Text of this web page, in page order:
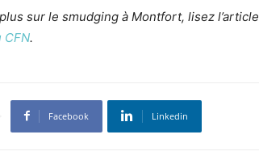
sur le smudging à Montfort, lisez l’article
CFN.
Facebook Linkedin